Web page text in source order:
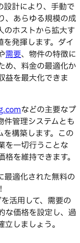
設計により、手動で
、あらゆる規模の成
のホストから拡大す
発揮します。ダイ
需要、物件の特徴に
め、料金の最適化か
益を最大化できま
などの主要なプ
件管理システムとも
構築します。この
を一切行うことな
を維持できます。
最適化された無料の
活用して、需要の
な価格を設定し、過
しましょう。